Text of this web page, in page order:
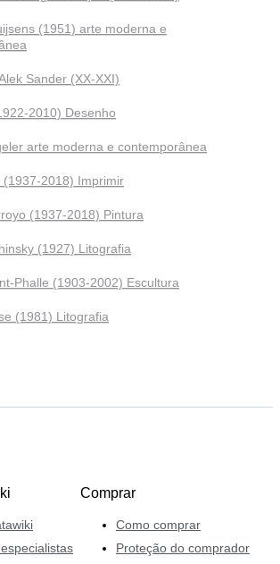
(1951) arte moderna e
Sander (XX-XXI)
2010) Desenho
arte moderna e contemporânea
(1937-2018) Imprimir
(1937-2018) Pintura
(1927) Litografia
Phalle (1903-2002) Escultura
(1981) Litografia
Comprar
Como comprar
Proteção do comprador